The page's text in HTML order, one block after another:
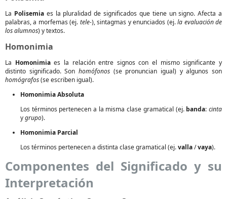
La Polisemiaes la pluralidad de significados que tiene un signo. Afecta a
palabras, a morfemas (ej. tele-), sintagmas y enunciados (ej.la evaluación de
los alumnos) y textos.
Homonimia
La Homonimiaes la relación entre signos con el mismo significante y
distinto significado. Son homófonos (se pronuncian igual) y algunos son
homógrafos(se escriben igual).
Homonimia Absoluta
Los términos pertenecen a la misma clase gramatical (ej. banda:cinta
ygrupo).
Homonimia Parcial
Los términos pertenecen a distinta clase gramatical (ej.valla/vaya).
Componentes del Significado y su
Interpretación